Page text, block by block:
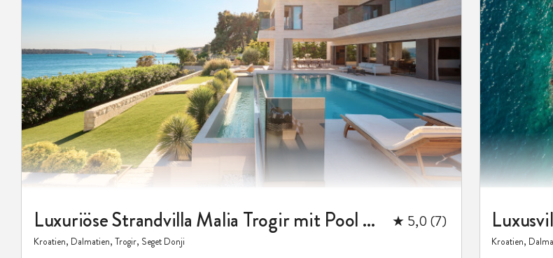
Luxuriöse Strandvilla Malia Trogir mit Pool und Whirlpool ★ 5,0 (7)
Kroatien, Dalmatien, Trogir, Seget Donji Kroatien,